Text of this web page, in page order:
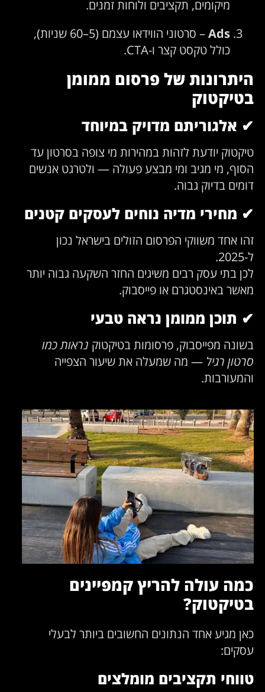
מיקומים, תקציבים ולוחות זמנים.
Ads
– סרטוני הווידאו עצמם (5–60 שניות),
כולל טקסט קצר ו-CTA.
היתרונות של פרסום ממומן
בטיקטוק
✔ אלגוריתם מדויק במיוחד
טיקטוק יודעת לזהות במהירות מי צופה בסרטון עד
הסוף, מי מגיב ומי מבצע פעולה — ולטרגט אנשים
דומים בדיוק גבוה.
✔ מחירי מדיה נוחים לעסקים קטנים
זהו אחד משווקי הפרסום הזולים בישראל נכון
ל-2025.
לכן בתי עסק רבים משיגים החזר השקעה גבוה יותר
מאשר באינסטגרם או פייסבוק.
✔ תוכן ממומן נראה טבעי
בשונה מפייסבוק, פרסומות בטיקטוק נראות כמו
סרטון רגיל — מה שמעלה את שיעור הצפייה
והמעורבות.
כמה עולה להריץ קמפיינים
בטיקטוק?
כאן מגיע אחד הנתונים החשובים ביותר לבעלי
עסקים:
טווחי תקציבים מומלצים